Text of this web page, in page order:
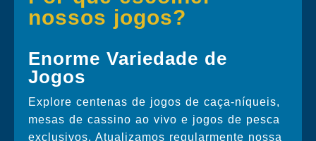
nossos jogos?
Enorme Variedade de
Jogos
Explore centenas de jogos de caça-níqueis,
mesas de cassino ao vivo e jogos de pesca
exclusivos. Atualizamos regularmente nossa